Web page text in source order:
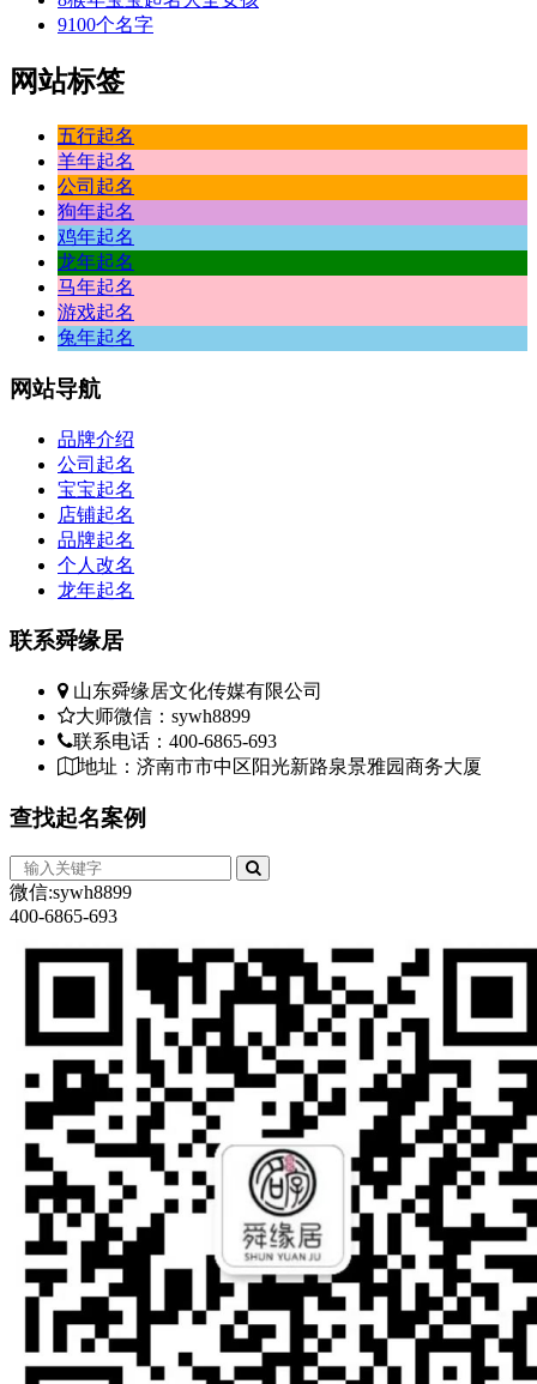
9100个名字
网站标签
五行起名
羊年起名
公司起名
狗年起名
鸡年起名
龙年起名
马年起名
游戏起名
兔年起名
网站导航
品牌介绍
公司起名
宝宝起名
店铺起名
品牌起名
个人改名
龙年起名
联系舜缘居
山东舜缘居文化传媒有限公司
大师微信：sywh8899
联系电话：400-6865-693
地址：济南市市中区阳光新路泉景雅园商务大厦
查找起名案例
微信:sywh8899
400-6865-693